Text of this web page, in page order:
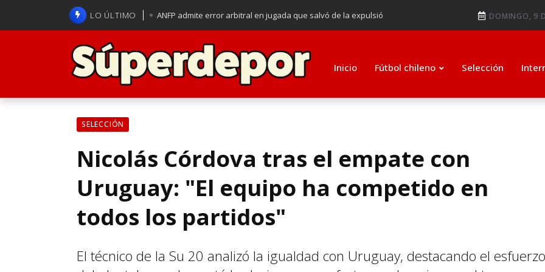
LO ÚLTIMO ANFP admite error arbitral en jugada que salvó de la expulsió
La U se aferra a la esperanza de clasificar a octavos de
Brasil anuncia a Carlo Ancelotti como su nuevo entrenador para
DOMINGO, 9
Inicio Fútbol chileno Selección
SELECCIÓN
Nicolás Córdova tras el empate con
Uruguay: "El equipo ha competido en
todos los partidos"
El técnico de la Su 20 analizó la igualdad con Uruguay, destacando el esfuerzo